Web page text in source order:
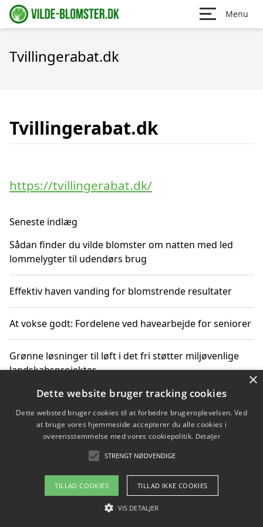
Menu
Tvillingerabat.dk
Tvillingerabat.dk
https://tvillingerabat.dk/
Seneste indlæg
Sådan finder du vilde blomster om natten med led
lommelygter til udendørs brug
Effektiv haven vanding for blomstrende resultater
At vokse godt: Fordelene ved havearbejde for seniorer
Grønne løsninger til løft i det fri støtter miljøvenlige
landskabsprojekter
Gør haven til et frirum for familien og naturen
Copyright 2026 - Pilanto Aps
Om / kontakt
Blog Betingelser
×
Dette website bruger tracking cookies
Dette websted bruger cookies til at forbedre brugeroplevelsen. Ved
at bruge vores hjemmeside accepterer du alle cookies i
overensstemmelse med vores cookiepolitik. Detaljer
STRENGT NØDVENDIGE
TILLAD COOKIES TILLAD IKKE COOKIES
VIS DETALJER